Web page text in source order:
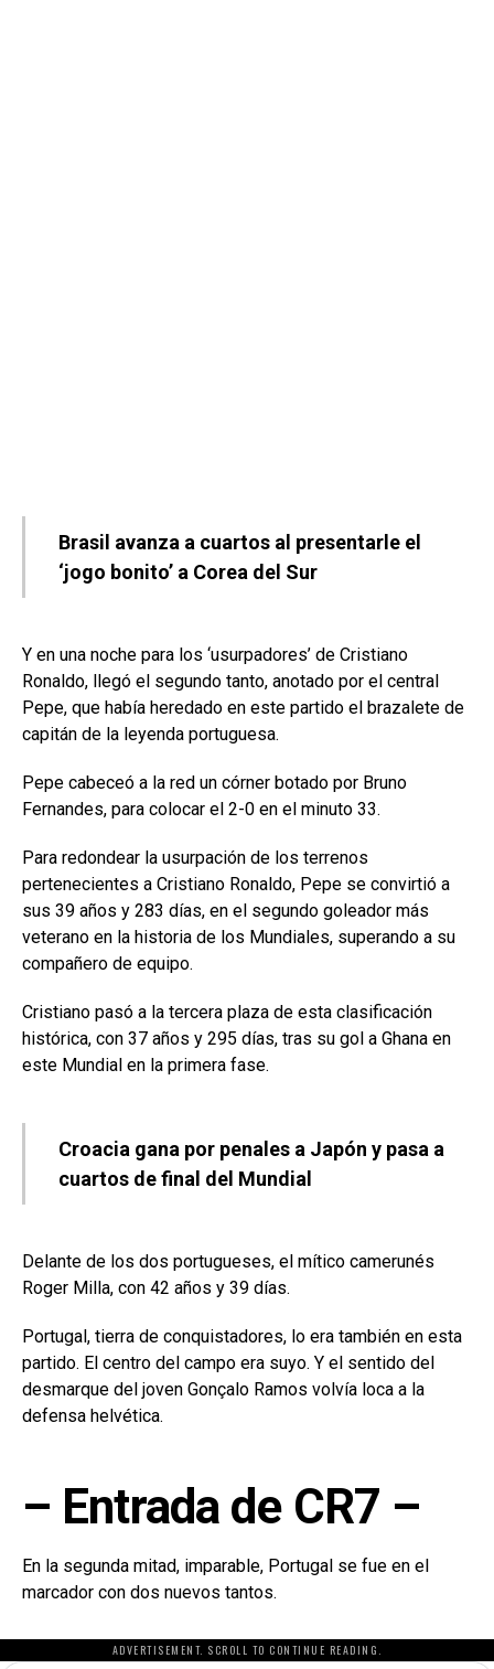
Brasil avanza a cuartos al presentarle el
‘jogo bonito’ a Corea del Sur
Y en una noche para los ‘usurpadores’ de Cristiano
Ronaldo, llegó el segundo tanto, anotado por el central
Pepe, que había heredado en este partido el brazalete de
capitán de la leyenda portuguesa.
Pepe cabeceó a la red un córner botado por Bruno
Fernandes, para colocar el 2-0 en el minuto 33.
Para redondear la usurpación de los terrenos
pertenecientes a Cristiano Ronaldo, Pepe se convirtió a
sus 39 años y 283 días, en el segundo goleador más
veterano en la historia de los Mundiales, superando a su
compañero de equipo.
Cristiano pasó a la tercera plaza de esta clasificación
histórica, con 37 años y 295 días, tras su gol a Ghana en
este Mundial en la primera fase.
Croacia gana por penales a Japón y pasa a
cuartos de final del Mundial
Delante de los dos portugueses, el mítico camerunés
Roger Milla, con 42 años y 39 días.
Portugal, tierra de conquistadores, lo era también en esta
partido. El centro del campo era suyo. Y el sentido del
desmarque del joven Gonçalo Ramos volvía loca a la
defensa helvética.
– Entrada de CR7 –
En la segunda mitad, imparable, Portugal se fue en el
marcador con dos nuevos tantos.
ADVERTISEMENT. SCROLL TO CONTINUE READING.